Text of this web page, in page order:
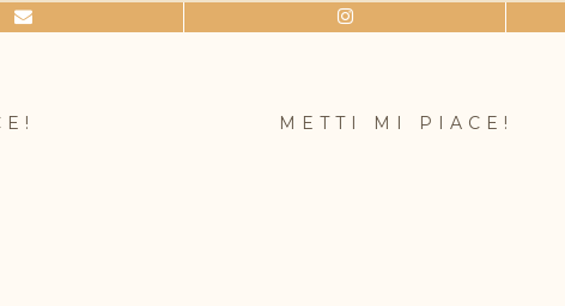
METTI MI PIACE!